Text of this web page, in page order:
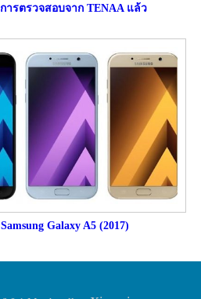
ารตรวจสอบจาก TENAA แล้ว
Galaxy A5 (2017)